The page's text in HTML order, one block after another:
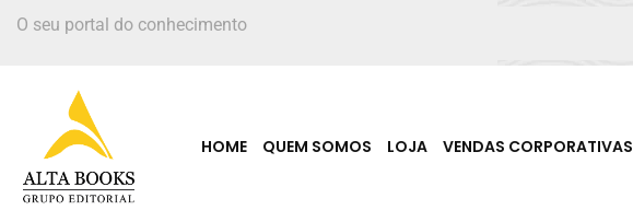
O seu portal do conhecimento
HOME QUEM SOMOS LOJA VENDAS CORPORATIVAS